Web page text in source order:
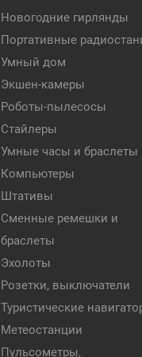
Новогодние гирлянды
Портативные
Умный дом
Экшен-камеры
Роботы-пылесосы
Стайлеры
Умные часы и браслеты
Компьютеры
Штативы
Сменные ремешки и
браслеты
Эхолоты
Розетки, выключатели
Туристические
Метеостанции
Пульсометры,